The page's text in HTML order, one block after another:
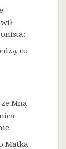
co
Mną
Matka